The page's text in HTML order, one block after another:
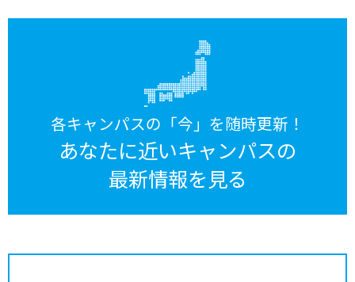
各キャンパスの「今」を随時更新！
あなたに近いキャンパスの
最新情報を見る